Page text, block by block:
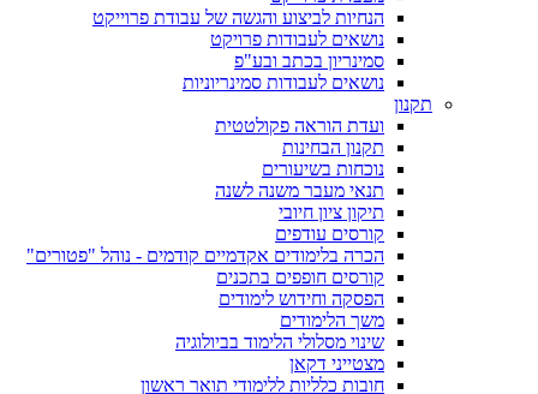
הנחיות לביצוע והגשה של עבודת פרוייקט
נושאים לעבודות פרויקט
סמינריון בכתב ובע"פ
נושאים לעבודות סמינריוניות
תקנון
ועדת הוראה פקולטטית
תקנון הבחינות
נוכחות בשיעורים
תנאי מעבר משנה לשנה
תיקון ציון חיובי
קורסים עודפים
הכרה בלימודים אקדמיים קודמים - נוהל "פטורים"
קורסים חופפים בתכנים
הפסקה וחידוש לימודים
משך הלימודים
שינוי מסלולי הלימוד בביולוגיה
מצטייני דקאן
חובות כלליות ללימודי תואר ראשון